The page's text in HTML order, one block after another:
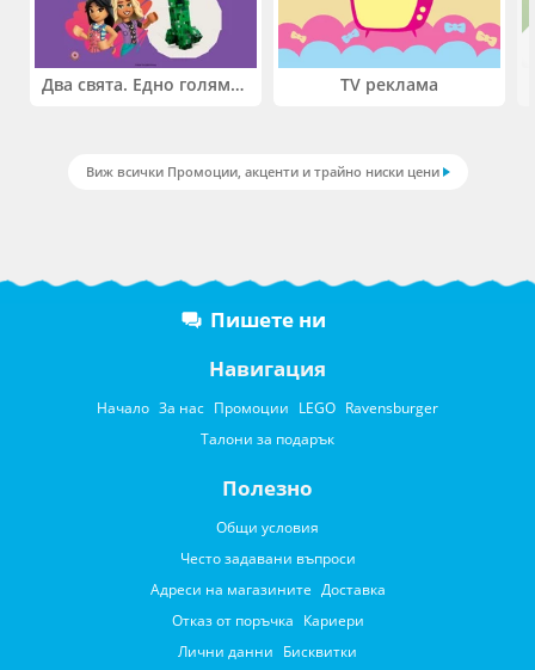
Два свята. Едно голямо приключение. Купи 2 продукта LEGO® Friends и/или LEGO® Minecraft и вземи -27% TV реклама
Виж всички Промоции, акценти и трайно ниски цени
Пишете ни
Навигация
Начало За нас Промоции LEGO Ravensburger
Талони за подарък
Полезно
Общи условия
Често задавани въпроси
Адреси на магазините Доставка
Отказ от поръчка Кариери
Лични данни Бисквитки